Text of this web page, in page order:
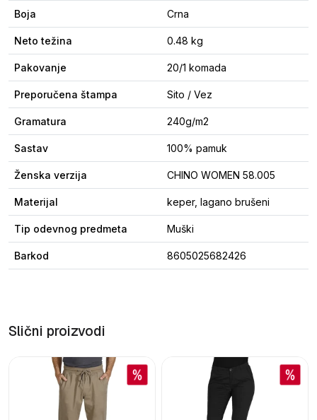
Boja Crna
Neto težina 0.48 kg
Pakovanje 20/1 komada
Preporučena štampa Sito / Vez
Gramatura 240g/m2
Sastav 100% pamuk
Ženska verzija CHINO WOMEN 58.005
Materijal keper, lagano brušeni
Tip odevnog predmeta Muški
Barkod 8605025682426
Slični proizvodi